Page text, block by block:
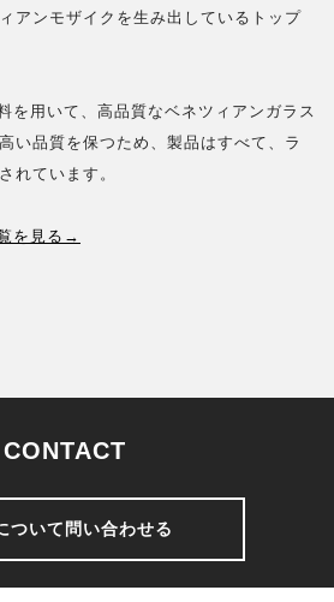
アンモザイクを生み出しているトップ
を用いて、高品質なベネツィアンガラス
い品質を保つため、製品はすべて、ラ
れています。
を見る→
CONTACT
ついて問い合わせる